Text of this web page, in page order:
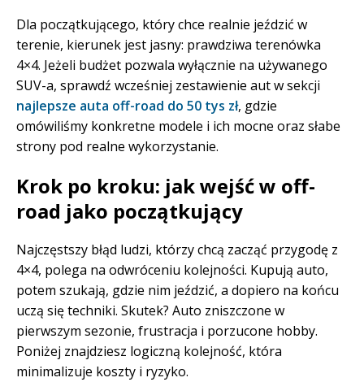
Dla początkującego, który chce realnie jeździć w
terenie, kierunek jest jasny: prawdziwa terenówka
4×4. Jeżeli budżet pozwala wyłącznie na używanego
SUV-a, sprawdź wcześniej zestawienie aut w sekcji
najlepsze auta off-road do 50 tys zł, gdzie
omówiliśmy konkretne modele i ich mocne oraz słabe
strony pod realne wykorzystanie.
Krok po kroku: jak wejść w off-
road jako początkujący
Najczęstszy błąd ludzi, którzy chcą zacząć przygodę z
4×4, polega na odwróceniu kolejności. Kupują auto,
potem szukają, gdzie nim jeździć, a dopiero na końcu
uczą się techniki. Skutek? Auto zniszczone w
pierwszym sezonie, frustracja i porzucone hobby.
Poniżej znajdziesz logiczną kolejność, która
minimalizuje koszty i ryzyko.